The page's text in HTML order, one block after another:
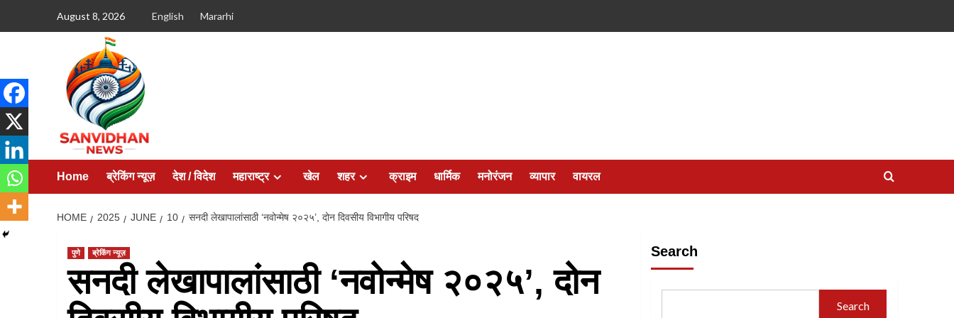
August 8, 2026 English Mararhi
Home ब्रेकिंग न्यूज़ देश / विदेश महाराष्ट्र खेल शहर क्राइम धार्मिक मनोरंजन व्यापार वायरल
HOME 2025 JUNE 10 सनदी लेखापालांसाठी ‘नवोन्मेष २०२५’, दोन दिवसीय विभागीय परिषद
पुणे ब्रेकिंग न्यूज़
सनदी लेखापालांसाठी ‘नवोन्मेष २०२५’, दोन
Search
Search